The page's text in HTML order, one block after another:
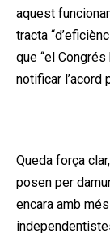
aquest
tracta
que “el
notificar l’acord
Queda força
posen per
encara amb